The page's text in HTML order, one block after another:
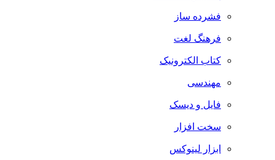
فشرده ساز
فرهنگ لغت
کتاب الکترونیک
مهندسی
فایل و دیسک
سخت افزار
ابزار لینوکس